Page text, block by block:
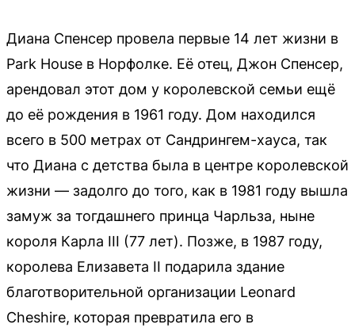
Диана Спенсер провела первые 14 лет жизни в
Park House в Норфолке. Её отец, Джон Спенсер,
арендовал этот дом у королевской семьи ещё
до её рождения в 1961 году. Дом находился
всего в 500 метрах от Сандрингем-хауса, так
что Диана с детства была в центре королевской
жизни — задолго до того, как в 1981 году вышла
замуж за тогдашнего принца Чарльза, ныне
короля Карла III (77 лет). Позже, в 1987 году,
королева Елизавета II подарила здание
благотворительной организации Leonard
Cheshire, которая превратила его в